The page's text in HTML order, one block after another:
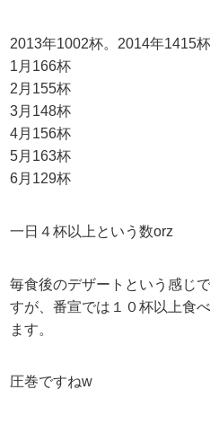
2013年1002杯。2014年1415
1月166杯
2月155杯
3月148杯
4月156杯
5月163杯
6月129杯
一日４杯以上という数orz
毎食後のデザートという感じ
すが、番宣では１０杯以上食
ます。
圧巻ですねw